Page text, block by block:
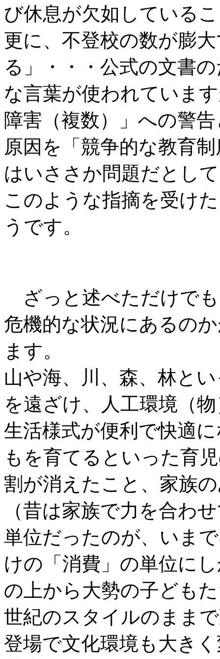
び休息が欠如している
更に、不登校の数が膨
る」・・・公式の文書
な言葉が使われていま
障害（複数）」への警
原因を「競争的な教育
はいささか問題だとし
このような指摘を受け
うです。
ざっと述べただけで
危機的な状況にあるの
ます。
山や海、川、森、林と
を遠ざけ、人工環境（
生活様式が便利で快適
もを育てるといった育
割が消えたこと、家族
（昔は家族で力を合わ
単位だったのが、いま
けの「消費」の単位に
の上から大勢の子ども
世紀のスタイルのまま
登場で文化環境も大き